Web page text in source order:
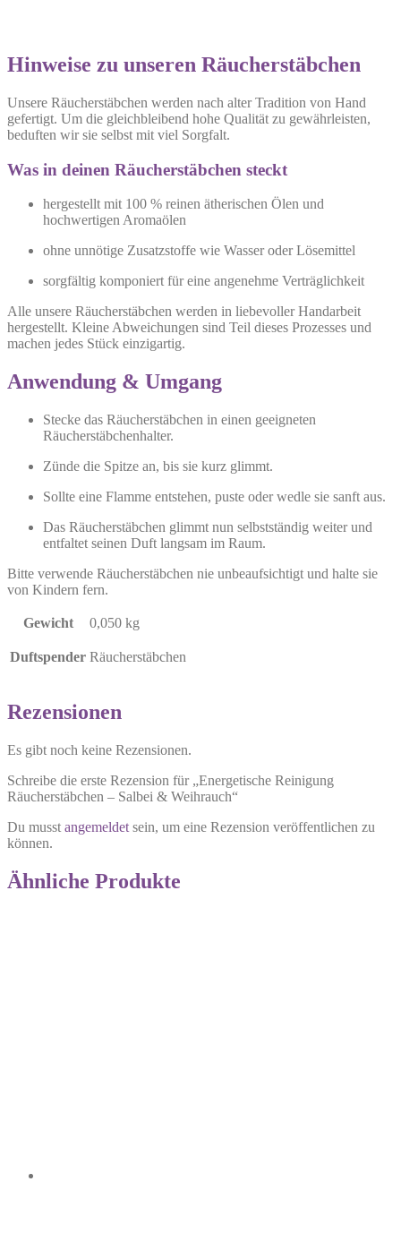
Hinweise zu unseren Räucherstäbchen
Unsere Räucherstäbchen werden nach alter Tradition von Hand
gefertigt. Um die gleichbleibend hohe Qualität zu gewährleisten,
beduften wir sie selbst mit viel Sorgfalt.
Was in deinen Räucherstäbchen steckt
hergestellt mit 100 % reinen ätherischen Ölen und
hochwertigen Aromaölen
ohne unnötige Zusatzstoffe wie Wasser oder Lösemittel
sorgfältig komponiert für eine angenehme Verträglichkeit
Alle unsere Räucherstäbchen werden in liebevoller Handarbeit
hergestellt. Kleine Abweichungen sind Teil dieses Prozesses und
machen jedes Stück einzigartig.
Anwendung & Umgang
Stecke das Räucherstäbchen in einen geeigneten
Räucherstäbchenhalter.
Zünde die Spitze an, bis sie kurz glimmt.
Sollte eine Flamme entstehen, puste oder wedle sie sanft aus.
Das Räucherstäbchen glimmt nun selbstständig weiter und
entfaltet seinen Duft langsam im Raum.
Bitte verwende Räucherstäbchen nie unbeaufsichtigt und halte sie
von Kindern fern.
Gewicht 0,050 kg
Duftspender Räucherstäbchen
Rezensionen
Es gibt noch keine Rezensionen.
Schreibe die erste Rezension für „Energetische Reinigung
Räucherstäbchen – Salbei & Weihrauch“
Du musst angemeldet sein, um eine Rezension veröffentlichen zu
können.
Ähnliche Produkte